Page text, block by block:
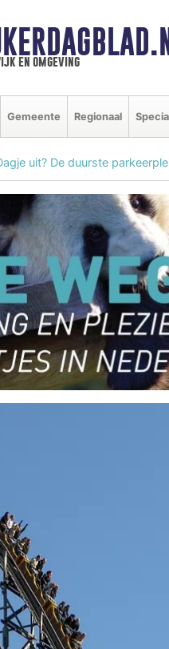
en omgeving
Gemeente Regionaal
uit? De duurste